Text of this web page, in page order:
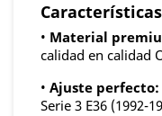
• Material
calidad en calidad
• Ajuste perfecto:
Serie 3 E36 (1992-